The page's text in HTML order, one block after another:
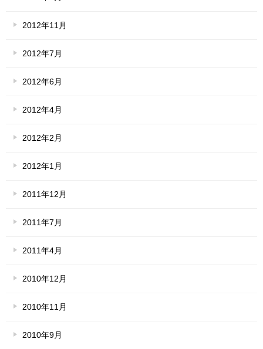
2012年11月
2012年7月
2012年6月
2012年4月
2012年2月
2012年1月
2011年12月
2011年7月
2011年4月
2010年12月
2010年11月
2010年9月